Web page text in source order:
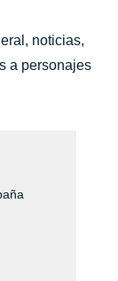
noticias,
a personajes